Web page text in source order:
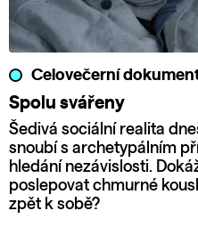
Celovečerní
Spolu svářeny
Šedivá sociální realita
snoubí s archetypálním
hledání nezávislosti.
poslepovat chmurné
zpět k sobě?